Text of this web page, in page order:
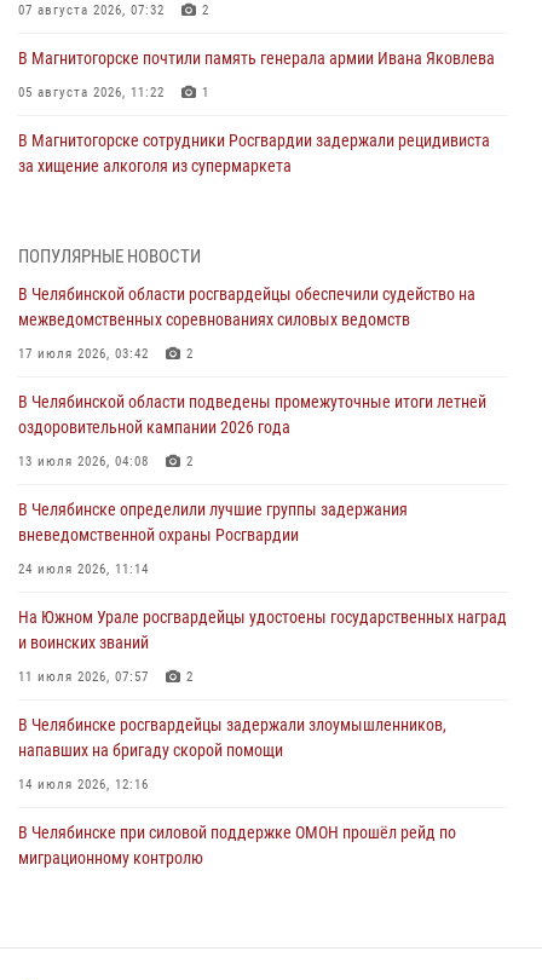
07 августа 2026, 07:32 2
В Магнитогорске почтили память генерала армии Ивана Яковлева
05 августа 2026, 11:22 1
В Магнитогорске сотрудники Росгвардии задержали рецидивиста
за хищение алкоголя из супермаркета
На Южном Урале спецназ Росгвардии провел военно-полевые
Росгвардейцы задержали трёх магазинных воров в Челябинске
На Южном Урале сотрудники Росгвардии задержали
подозреваемого в совершении убийства
В Челябинской области росгвардейцами по горячим следам
задержан подозреваемый в грабеже
ПОПУЛЯРНЫЕ НОВОСТИ
В Челябинской области росгвардейцы обеспечили судейство на
межведомственных соревнованиях силовых ведомств
17 июля 2026, 03:42 2
В Челябинской области подведены промежуточные итоги летней
оздоровительной кампании 2026 года
13 июля 2026, 04:08 2
В Челябинске определили лучшие группы задержания
вневедомственной охраны Росгвардии
24 июля 2026, 11:14
На Южном Урале росгвардейцы удостоены государственных наград
и воинских званий
11 июля 2026, 07:57 2
В Челябинске росгвардейцы задержали злоумышленников,
напавших на бригаду скорой помощи
14 июля 2026, 12:16
В Челябинске при силовой поддержке ОМОН прошёл рейд по
миграционному контролю